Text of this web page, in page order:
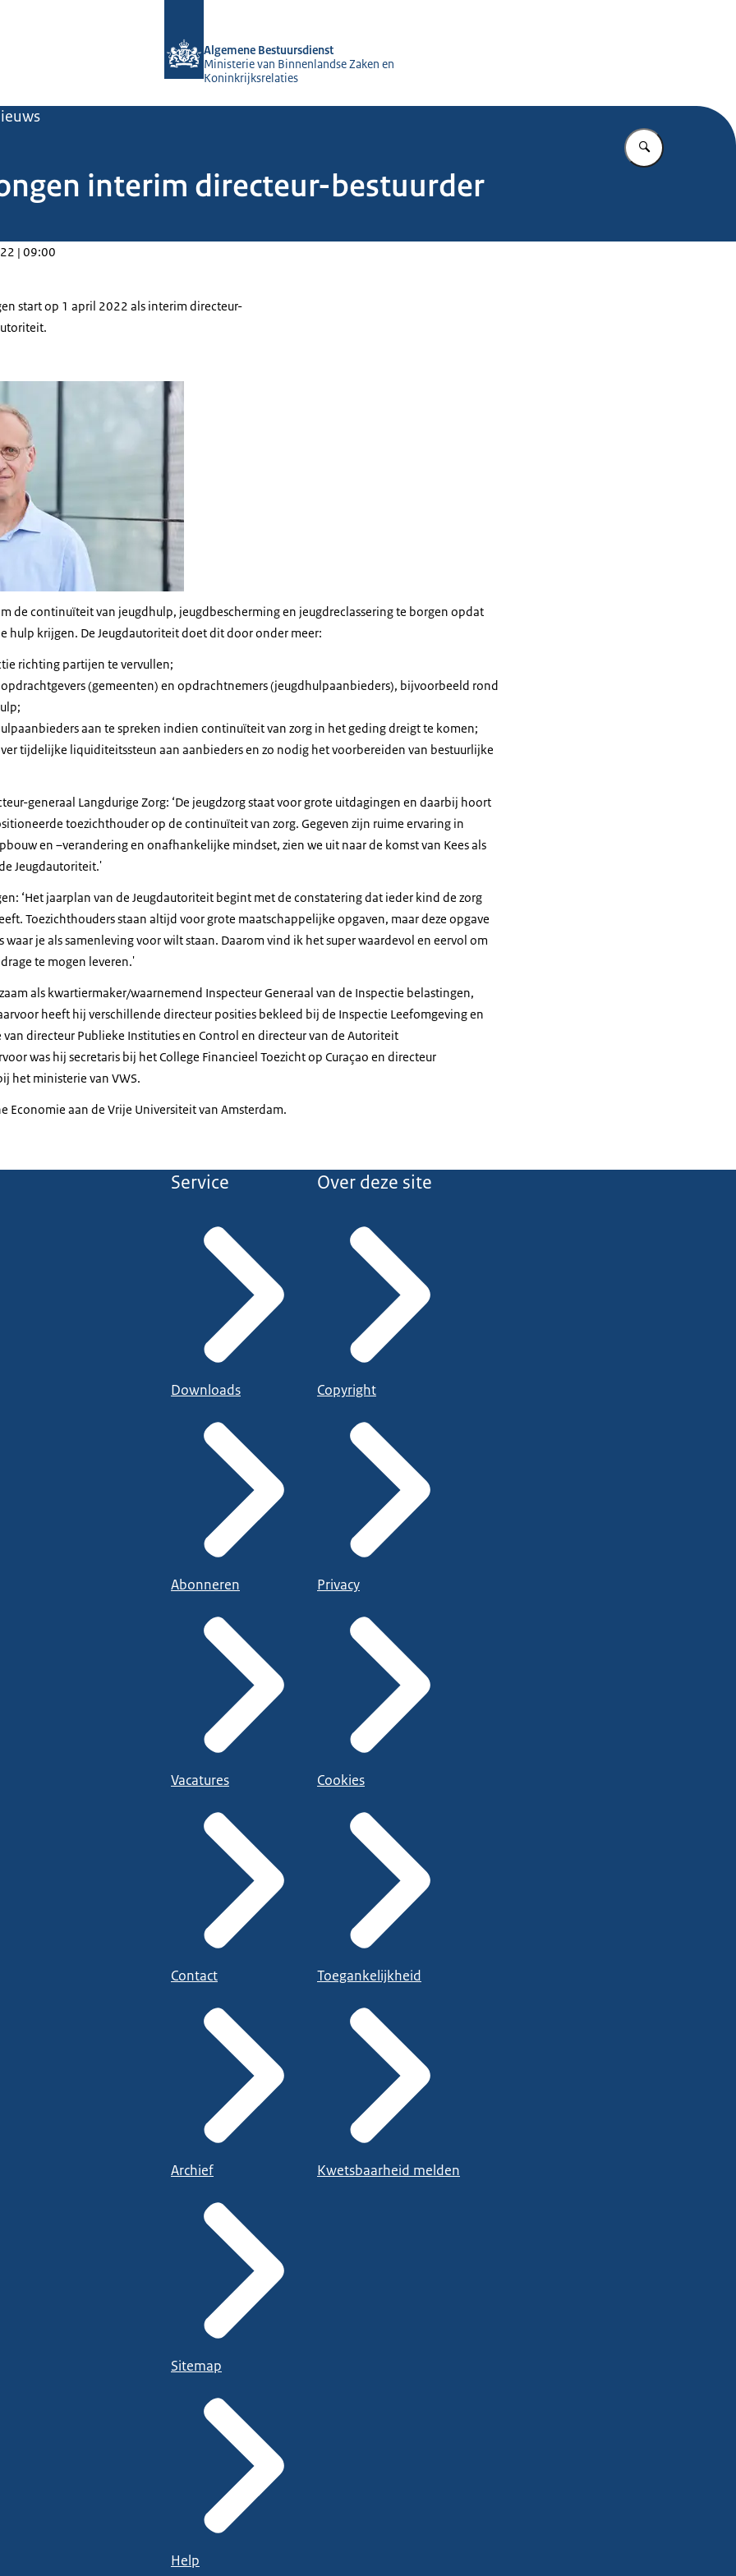
Algemene Bestuursdienst
Ministerie van Binnenlandse Zaken en
Koninkrijksrelaties
Vul in wat u
interim directeur-bestuurder
| 09:00
start op 1 april 2022 als interim directeur-
de continuïteit van jeugdhulp, jeugdbescherming en jeugdreclassering te borgen opdat
hulp krijgen. De Jeugdautoriteit doet dit door onder meer:
richting partijen te vervullen;
(gemeenten) en opdrachtnemers (jeugdhulpaanbieders), bijvoorbeeld rond
aan te spreken indien continuïteit van zorg in het geding dreigt te komen;
tijdelijke liquiditeitssteun aan aanbieders en zo nodig het voorbereiden van bestuurlijke
generaal Langdurige Zorg: ‘De jeugdzorg staat voor grote uitdagingen en daarbij hoort
toezichthouder op de continuïteit van zorg. Gegeven zijn ruime ervaring in
en –verandering en onafhankelijke mindset, zien we uit naar de komst van Kees als
Jeugdautoriteit.'
‘Het jaarplan van de Jeugdautoriteit begint met de constatering dat ieder kind de zorg
Toezichthouders staan altijd voor grote maatschappelijke opgaven, maar deze opgave
waar je als samenleving voor wilt staan. Daarom vind ik het super waardevol en eervol om
te mogen leveren.'
als kwartiermaker/waarnemend Inspecteur Generaal van de Inspectie belastingen,
heeft hij verschillende directeur posities bekleed bij de Inspectie Leefomgeving en
directeur Publieke Instituties en Control en directeur van de Autoriteit
was hij secretaris bij het College Financieel Toezicht op Curaçao en directeur
het ministerie van VWS.
Economie aan de Vrije Universiteit van Amsterdam.
Service
Downloads
Abonneren
Vacatures
Contact
Archief
Sitemap
Help
Over deze site
Copyright
Privacy
Cookies
Toegankelijkheid
Kwetsbaarheid melden